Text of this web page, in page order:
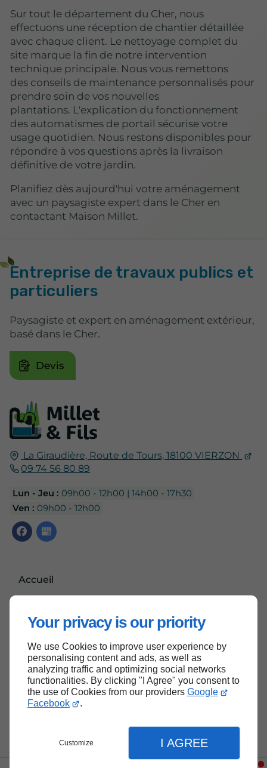
Your privacy is our priority
We use Cookies to improve user experience by
personalising content and ads, as well as
analyzing traffic and optimizing social networks
functionalities. By clicking "I Agree" you consent to
the use of Cookies from our providers Google
Facebook
.
Customize I AGREE
Sur tout le département du Cher, nous
effectuons une réception de chantier détaillée
avec chaque client. Le nettoyage complet du
site marque la fin de notre intervention
technique principale. Nous vous remettons
des conseils de maintenance personnalisés pour
prendre soin de vos nouvelles
plantations. L'explication du fonctionnement
des automatismes de portail sécurise votre
usage quotidien. Nous restons disponibles pour
répondre à vos questions après la livraison
définitive de votre jardin.
Planifiez dès aujourd'hui votre aménagement
avec un paysagiste expert dans le Cher en
contactant Maison Millet.
La Giraudière, Route de Tours,18100 VIERZON
09 74 56 80 89
Lun - Jeu : 09h00 - 12h00 | 14h00 - 17h30
Ven : 09h00 - 12h00
Accueil
Nous contacter
Mentions légales
Entreprise de travaux publics et
particuliers
Paysagiste et expert en aménagement extérieur,
basé dans le Cher.
Devis
Haut de page